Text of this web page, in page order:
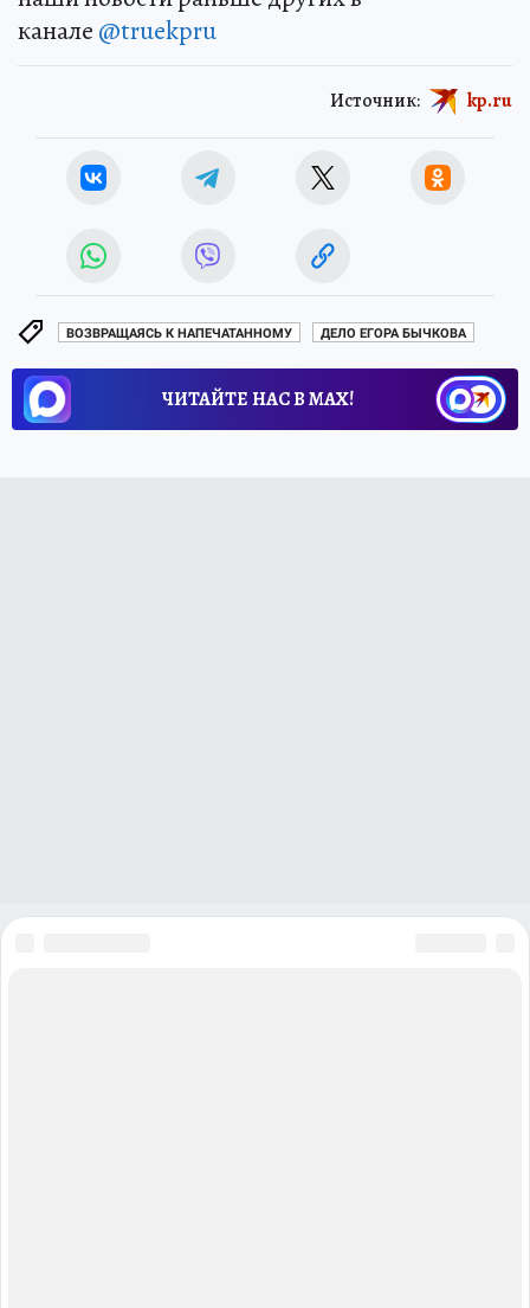
канале @truekpru
Источник: kp.ru
ВОЗВРАЩАЯСЬ К НАПЕЧАТАННОМУ ДЕЛО ЕГОРА БЫЧКОВА
ЧИТАЙТЕ НАС В МАХ!